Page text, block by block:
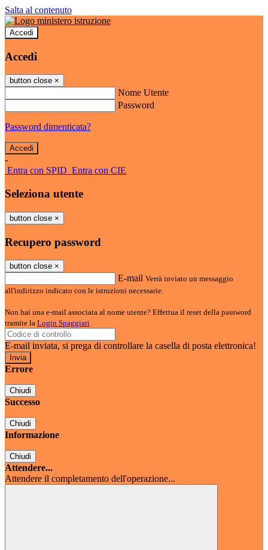
Salta al contenuto
Accedi
Accedi
button close ×
Nome Utente
Password
Password dimenticata?
-
Entra con SPID Entra con CIE
Seleziona utente
button close ×
Recupero password
button close ×
E-mail Verrà inviato un messaggio
all'indirizzo indicato con le istruzioni necessarie.
Non hai una e-mail associata al nome utente? Effettua il reset della password
tramite la Login Spaggiari
E-mail inviata, si prega di controllare la casella di posta elettronica!
Errore
Chiudi
Successo
Chiudi
Informazione
Chiudi
Attendere...
Attendere il completamento dell'operazione...